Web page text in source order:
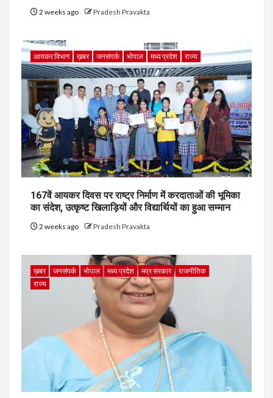
2 weeks ago Pradesh Pravakta
आयकर विभाग ख़बर जनसंपर्क भोपाल मध्य प्रदेश राज्य
167वें आयकर दिवस पर राष्ट्र निर्माण में करदाताओं की भूमिका
का संदेश, उत्कृष्ट खिलाड़ियों और विद्यार्थियों का हुआ सम्मान
2 weeks ago Pradesh Pravakta
ख़बर जनसंपर्क भोपाल मध्य प्रदेश मप्र सरकार
राजनीतिक
राज्य